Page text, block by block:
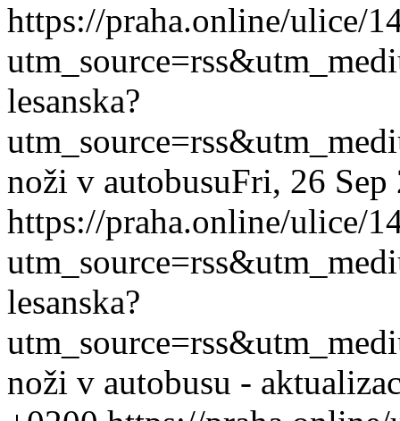
https://praha.online/ulice/
lesanska?
noži v autobusuFri, 26 Sep
https://praha.online/ulice/
lesanska?
noži v autobusu -